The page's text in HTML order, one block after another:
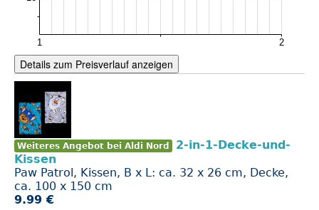
Details zum Preisverlauf anzeigen
Weiteres Angebot bei Aldi Nord
2-in-1-Decke-und-
Kissen
Paw Patrol, Kissen, B x L: ca. 32 x 26 cm, Decke,
ca. 100 x 150 cm
9.99 €